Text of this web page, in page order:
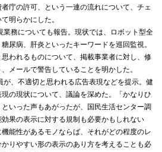
庁の許可、という一連の流れについて、チェ
明らかにした。
業務についても報告。現状では、ロボット型全
尿病、肝炎といったキーワードを巡回監視。
われるものについて、掲載事業者に対し、修
メールで警告していることを明かした。
が、不適切と思われる広告表現などを提示。健
の現状について、議論を深めた。「かなりひ
いった声もあがったが、国民生活センター調
果の表示に対する規制も必要かもしれない
能性があるモノならば、それがどの程度のレ
りやすい形の表示のあり方を考えることも必